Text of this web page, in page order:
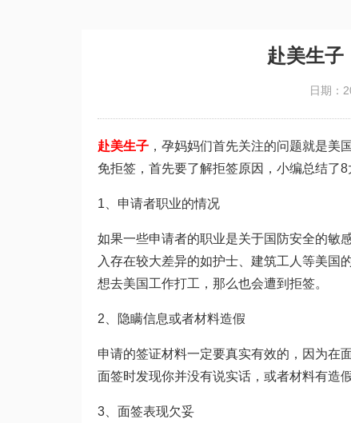
赴美生子
日期：
赴美生子 ，孕妈妈们首先关注的问题就是美
免拒签，首先要了解拒签原因，小编总结了8
1、申请者职业的情况
如果一些申请者的职业是关于国防安全的敏
入存在较大差异的如护士、建筑工人等美国
想去美国工作打工，那么也会遭到拒签。
2、隐瞒信息或者材料造假
申请的签证材料一定要真实有效的，因为在
面签时发现你并没有说实话，或者材料有造
3、面签表现欠妥